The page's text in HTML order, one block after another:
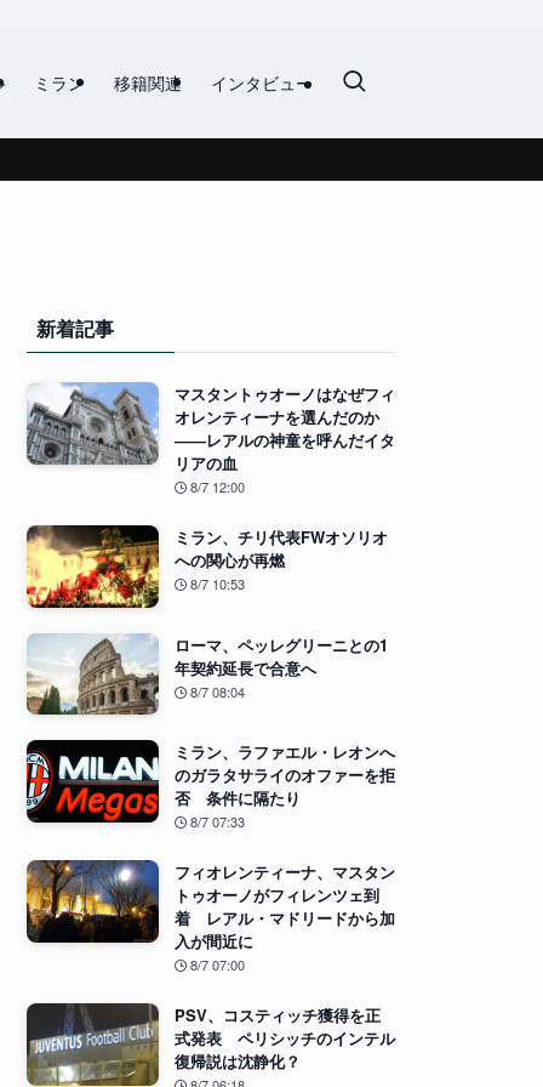
ミラン 移籍関連 インタビュー
新着記事
マスタントゥオーノはなぜフィ
オレンティーナを選んだのか
――レアルの神童を呼んだイタ
リアの血
8/7 12:00
ミラン、チリ代表FWオソリオ
への関心が再燃
8/7 10:53
ローマ、ペッレグリーニとの1
年契約延長で合意へ
8/7 08:04
ミラン、ラファエル・レオンへ
のガラタサライのオファーを拒
否 条件に隔たり
8/7 07:33
フィオレンティーナ、マスタン
トゥオーノがフィレンツェ到
着 レアル・マドリードから加
入が間近に
8/7 07:00
PSV、コスティッチ獲得を正
式発表 ペリシッチのインテル
復帰説は沈静化？